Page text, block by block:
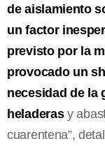
de aislamiento
un factor
previsto por la
provocado un
necesidad de la
heladerasy
cuarentena”,